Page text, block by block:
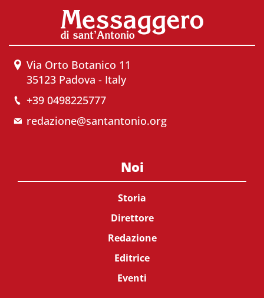
Via Orto Botanico 11
35123 Padova - Italy
+39 0498225777
redazione@santantonio.org
Noi
Storia
Direttore
Redazione
Editrice
Eventi